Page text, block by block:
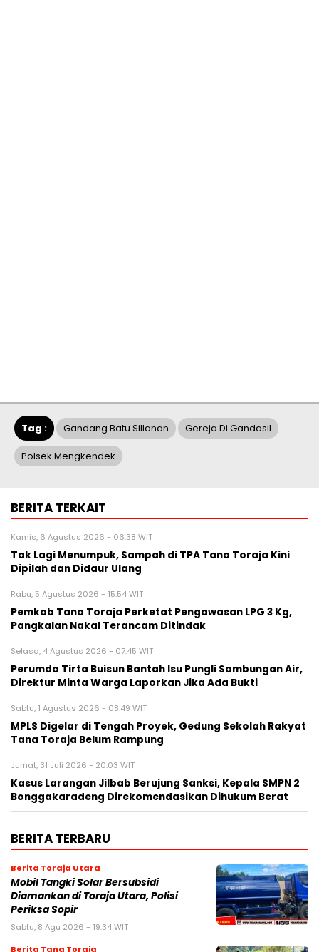
Tag : Gandang Batu Sillanan Gereja Di Gandasil
Polsek Mengkendek
BERITA TERKAIT
Kamis, 6 Agustus 2026 - 06:38 WIT
Tak Lagi Menumpuk, Sampah di TPA Tana Toraja Kini
Dipilah dan Didaur Ulang
Rabu, 5 Agustus 2026 - 15:54 WIT
Pemkab Tana Toraja Perketat Pengawasan LPG 3 Kg,
Pangkalan Nakal Terancam Ditindak
Selasa, 4 Agustus 2026 - 07:45 WIT
Perumda Tirta Buisun Bantah Isu Pungli Sambungan Air,
Direktur Minta Warga Laporkan Jika Ada Bukti
Sabtu, 1 Agustus 2026 - 08:49 WIT
MPLS Digelar di Tengah Proyek, Gedung Sekolah Rakyat
Tana Toraja Belum Rampung
Jumat, 31 Juli 2026 - 20:03 WIT
Kasus Larangan Jilbab Berujung Sanksi, Kepala SMPN 2
Bonggakaradeng Direkomendasikan Dihukum Berat
BERITA TERBARU
Berita Toraja Utara
Mobil Tangki Solar Bersubsidi
Diamankan di Toraja Utara, Polisi
Periksa Sopir
Sabtu, 8 Agu 2026 - 19:34 WIT
Berita Tana Toraja